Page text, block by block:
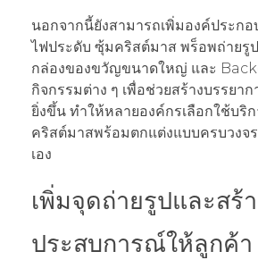
นอกจากนี้ยังสามารถเพิ่มองค์ประกอ
ไฟประดับ ซุ้มคริสต์มาส พร็อพถ่ายรูป
กล่องของขวัญขนาดใหญ่ และ
กิจกรรมต่าง ๆ เพื่อช่วยสร้างบรรย
ยิ่งขึ้น ทำให้หลายองค์กรเลือกใช้บริ
คริสต์มาสพร้อมตกแต่งแบบครบวงจ
เอง
เพิ่มจุดถ่ายรูปและสร้
ประสบการณ์ให้ลูกค้า